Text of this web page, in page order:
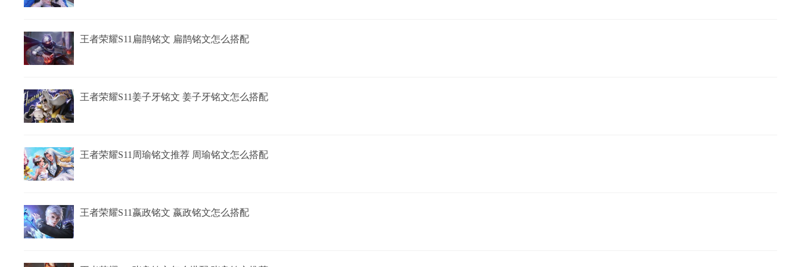
王者荣耀S11扁鹊铭文 扁鹊铭文怎么搭配
王者荣耀S11姜子牙铭文 姜子牙铭文怎么搭配
王者荣耀S11周瑜铭文推荐 周瑜铭文怎么搭配
王者荣耀S11嬴政铭文 嬴政铭文怎么搭配